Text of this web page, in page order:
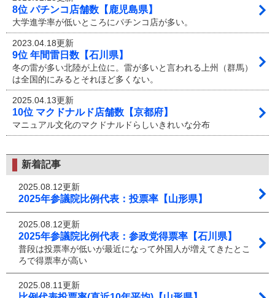
8位 パチンコ店舗数【鹿児島県】
大学進学率が低いところにパチンコ店が多い。
2023.04.18更新
9位 年間雷日数【石川県】
冬の雷が多い北陸が上位に。雷が多いと言われる上州（群馬）
は全国的にみるとそれほど多くない。
2025.04.13更新
10位 マクドナルド店舗数【京都府】
マニュアル文化のマクドナルドらしいきれいな分布
新着記事
2025.08.12更新
2025年参議院比例代表：投票率【山形県】
2025.08.12更新
2025年参議院比例代表：参政党得票率【石川県】
普段は投票率が低いが最近になって外国人が増えてきたとこ
ろで得票率が高い
2025.08.11更新